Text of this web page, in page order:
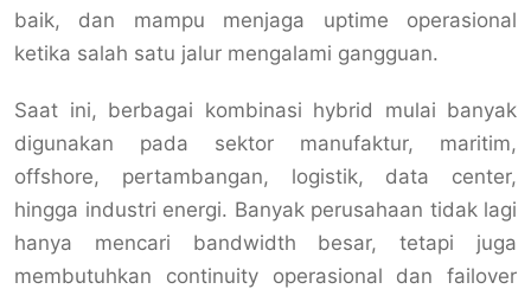
baik, dan mampu menjaga uptime operasional
ketika salah satu jalur mengalami gangguan.
Saat ini, berbagai kombinasi hybrid mulai banyak
digunakan pada sektor manufaktur, maritim,
offshore, pertambangan, logistik, data center,
hingga industri energi. Banyak perusahaan tidak lagi
hanya mencari bandwidth besar, tetapi juga
membutuhkan continuity operasional dan failover